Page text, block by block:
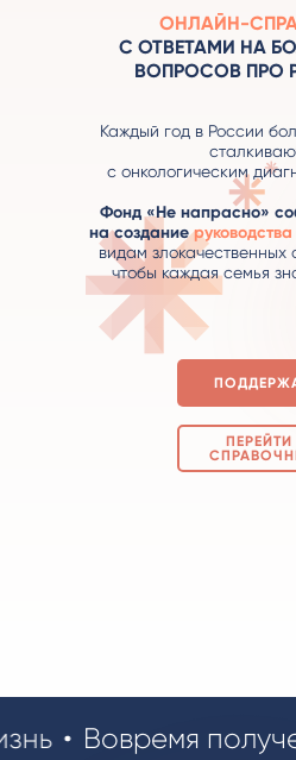
Каждый год в России
с онкологическим
Фонд «Не напрасно»
на созданиеруководства
видам злокачественных
чтобы каждая семья
ОНЛАЙН-
С ОТВЕТАМИ НА
ВОПРОСОВ ПРО
ПЕРЕЙТИ
Вовремя